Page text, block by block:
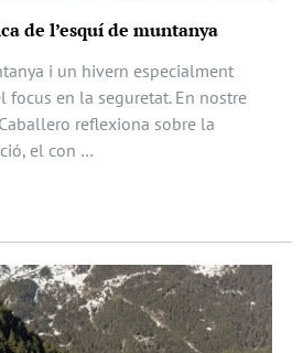
de l’esquí de muntanya
i un hivern especialment
focus en la seguretat. En nostre
reflexiona sobre la
el con …